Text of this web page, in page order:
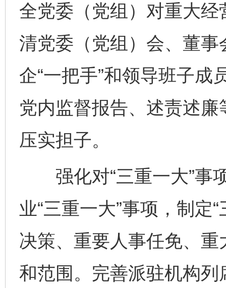
全党委（党组）对重大
清党委（党组）会、董
企“一把手”和领导班子
党内监督报告、述责述
压实担子。
强化对“三重一大”事
业“三重一大”事项，制定
决策、重要人事任免、
和范围。完善派驻机构